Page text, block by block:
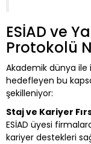
ESİAD ve
Protokolü
Akademik dünya ile
hedefleyen bu
şekilleniyor:
Staj ve Kariyer
ESİAD üyesi
kariyer destekleri